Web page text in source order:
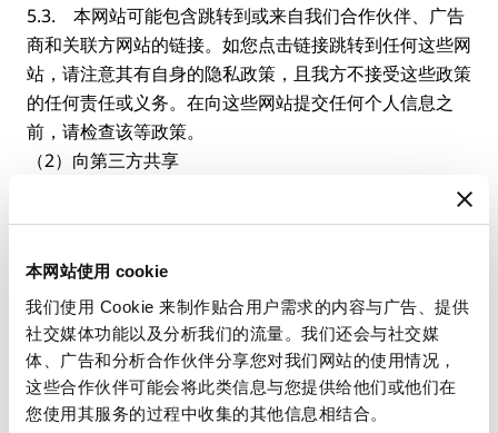
本网站使用 cookie
我们使用 Cookie 来制作贴合用户需求的内容与广告、提供
社交媒体功能以及分析我们的流量。我们还会与社交媒
体、广告和分析合作伙伴分享您对我们网站的使用情况，
这些合作伙伴可能会将此类信息与您提供给他们或他们在
您使用其服务的过程中收集的其他信息相结合。
5.3. 本网站可能包含跳转到或来自我们合作伙伴、广告
商和关联方网站的链接。如您点击链接跳转到任何这些网
站，请注意其有自身的隐私政策，且我方不接受这些政策
的任何责任或义务。在向这些网站提交任何个人信息之
前，请检查该等政策。
（2）向第三方共享
5.4. 我们可能向代表我方和/或作为我们的合作伙伴（信
息处理人）的如下接收方或属于同一范畴的接收方披露您
个人信息时亦受到合同的约束，以达到充分的信息保护程
度（比如，完成订单、交付包裹、处理信用卡支付、提供
客户服务、发送邮政邮件和电子邮件、保存和处理数据、
托管网站、删除客户清单中的重复数据、分析数据、提供
营销协助、实施客户满意度调查、提供客户定制广告），
包括：